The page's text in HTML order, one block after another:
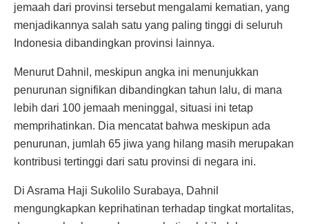
jemaah dari provinsi tersebut mengalami kematian, yang
menjadikannya salah satu yang paling tinggi di seluruh
Indonesia dibandingkan provinsi lainnya.
Menurut Dahnil, meskipun angka ini menunjukkan
penurunan signifikan dibandingkan tahun lalu, di mana
lebih dari 100 jemaah meninggal, situasi ini tetap
memprihatinkan. Dia mencatat bahwa meskipun ada
penurunan, jumlah 65 jiwa yang hilang masih merupakan
kontribusi tertinggi dari satu provinsi di negara ini.
Di Asrama Haji Sukolilo Surabaya, Dahnil
mengungkapkan keprihatinan terhadap tingkat mortalitas,